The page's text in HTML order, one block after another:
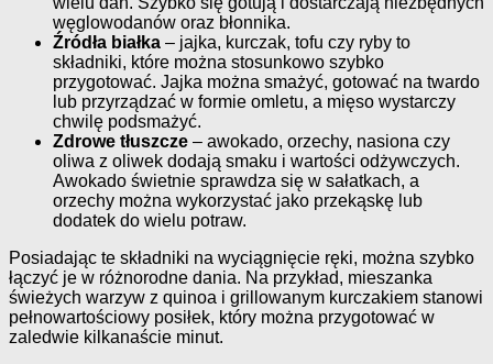
węglowodanów oraz błonnika.
Źródła białka – jajka, kurczak, tofu czy ryby to
składniki, które można stosunkowo szybko
przygotować. Jajka można smażyć, gotować na twardo
lub przyrządzać w formie omletu, a mięso wystarczy
chwilę podsmażyć.
Zdrowe tłuszcze – awokado, orzechy, nasiona czy
oliwa z oliwek dodają smaku i wartości odżywczych.
Awokado świetnie sprawdza się w sałatkach, a
orzechy można wykorzystać jako przekąskę lub
dodatek do wielu potraw.
Posiadając te składniki na wyciągnięcie ręki, można szybko
łączyć je w różnorodne dania. Na przykład, mieszanka
świeżych warzyw z quinoa i grillowanym kurczakiem stanowi
pełnowartościowy posiłek, który można przygotować w
zaledwie kilkanaście minut.